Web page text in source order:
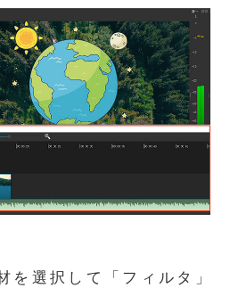
を選択して「フィルタ」